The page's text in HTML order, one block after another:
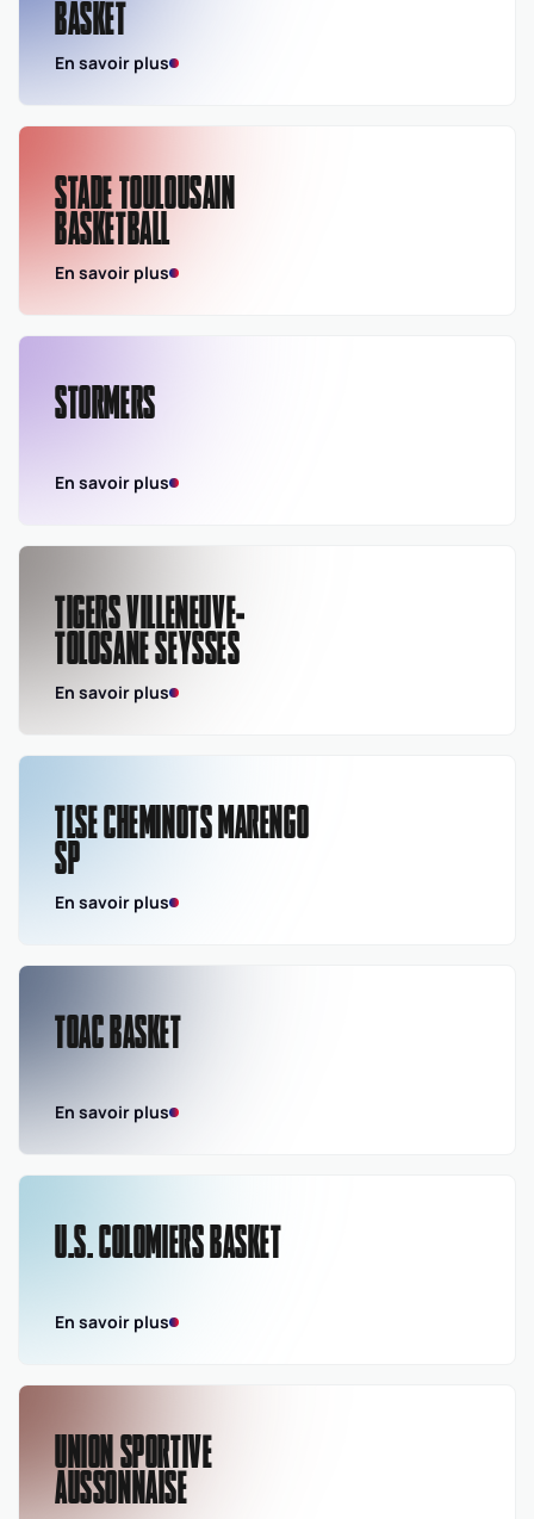
BASKET
En savoir plus
STADE TOULOUSAIN
BASKETBALL
En savoir plus
STORMERS
En savoir plus
TIGERS VILLENEUVE-
TOLOSANE SEYSSES
En savoir plus
TLSE CHEMINOTS MARENGO
SP
En savoir plus
TOAC BASKET
En savoir plus
U.S. COLOMIERS BASKET
En savoir plus
UNION SPORTIVE
AUSSONNAISE